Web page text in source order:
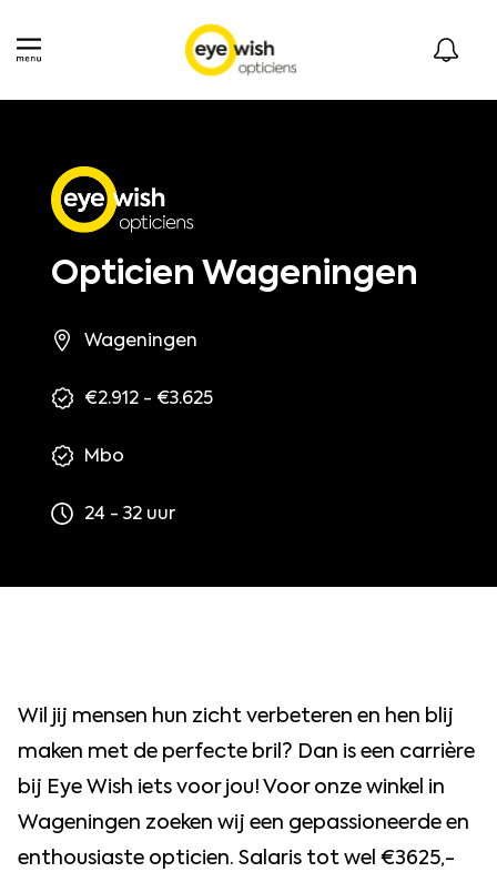
Opticien Wageningen
Wageningen
€2.912 - €3.625
Mbo
24 - 32 uur
Wil jij mensen hun zicht verbeteren en hen blij
maken met de perfecte bril? Dan is een carrière
bij Eye Wish iets voor jou! Voor onze winkel in
Wageningen zoeken wij een gepassioneerde en
enthousiaste opticien. Salaris tot wel €3625,-